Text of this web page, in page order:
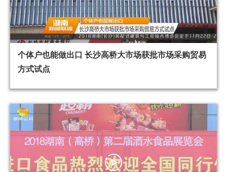
个体户也能做出口 长沙高桥大市场获批市场采购贸易
方式试点